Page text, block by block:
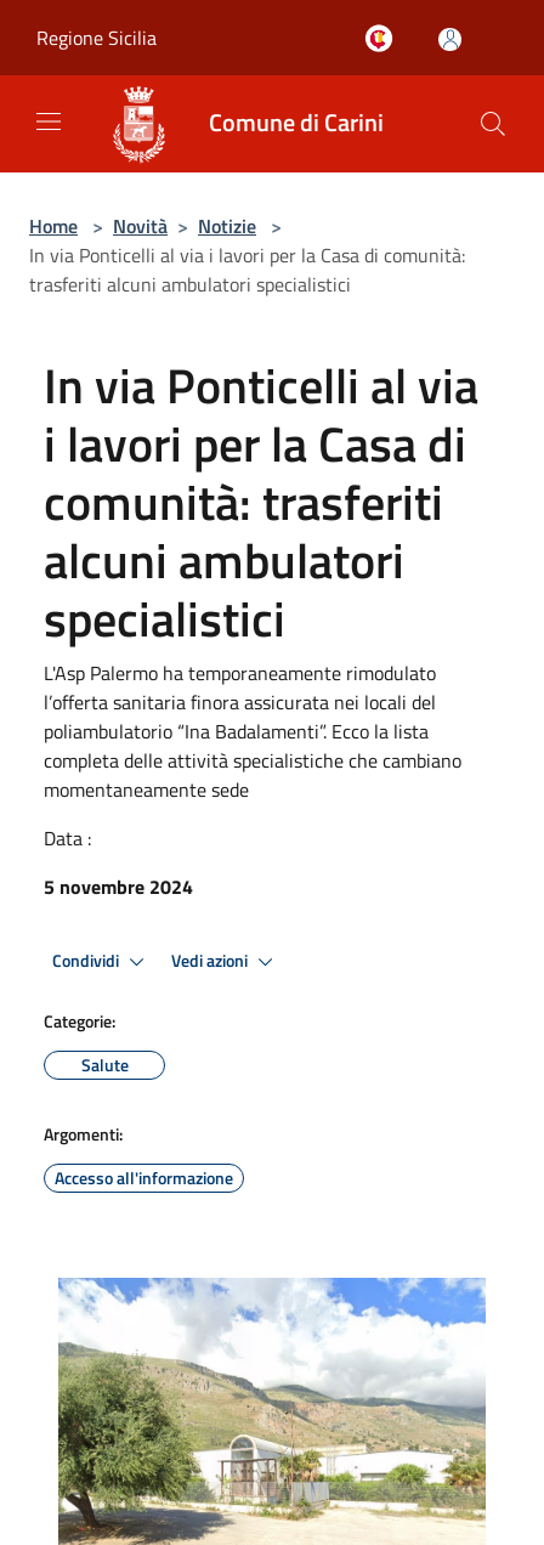
Regione Sicilia
Comune di Carini
Home > Novità > Notizie >
In via Ponticelli al via i lavori per la Casa di comunità:
trasferiti alcuni ambulatori specialistici
In via Ponticelli al via
i lavori per la Casa di
comunità: trasferiti
alcuni ambulatori
specialistici
L'Asp Palermo ha temporaneamente rimodulato
l’offerta sanitaria finora assicurata nei locali del
poliambulatorio “Ina Badalamenti”. Ecco la lista
completa delle attività specialistiche che cambiano
momentaneamente sede
Data :
5 novembre 2024
Condividi Vedi azioni
Categorie:
Salute
Argomenti:
Accesso all'informazione